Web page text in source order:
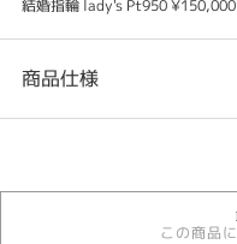
結婚指輪 lady's Pt950 ¥150,000
商品仕様
結婚指輪
この商品